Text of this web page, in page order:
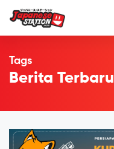
Tags
Berita Terbaru